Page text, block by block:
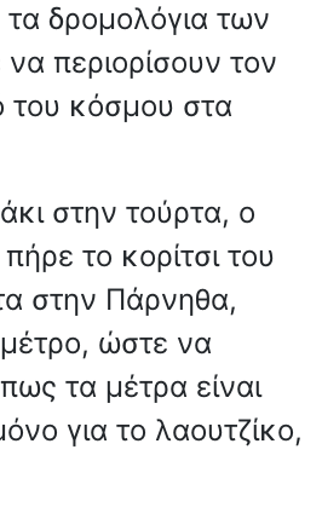
δρομολόγια των
περιορίσουν τον
του κόσμου στα
στην τούρτα, ο
το κορίτσι του
στην Πάρνηθα,
ώστε να
τα μέτρα είναι
για το λαουτζίκο,